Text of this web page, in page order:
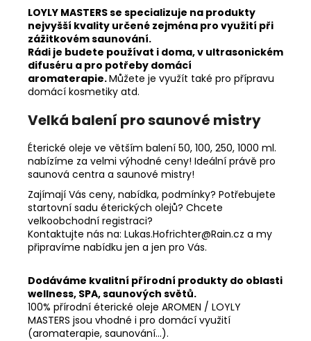
LOYLY MASTERS se specializuje na produkty
nejvyšší kvality určené zejména pro využití při
zážitkovém saunování.
Rádi je budete používat i doma, v ultrasonickém
difuséru a pro potřeby domácí
aromaterapie.Můžete je využít také pro přípravu
domácí kosmetiky atd.
Velká balení pro saunové mistry
Éterické oleje ve větším balení 50, 100, 250, 1000 ml.
nabízíme za velmi výhodné ceny! Ideální právě pro
saunová centra a saunové mistry!
Zajímají Vás ceny, nabídka, podmínky? Potřebujete
startovní sadu éterických olejů? Chcete
velkoobchodní registraci?
Kontaktujte nás na: Lukas.Hofrichter@Rain.cz a my
připravíme nabídku jen a jen pro Vás.
Dodáváme kvalitní přírodní produkty do oblasti
wellness, SPA, saunových světů.
100% přírodní éterické oleje AROMEN / LOYLY
MASTERS jsou vhodné i pro domácí využití
(aromaterapie, saunování...).